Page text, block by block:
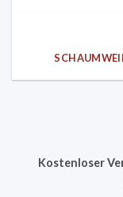
Kostenloser